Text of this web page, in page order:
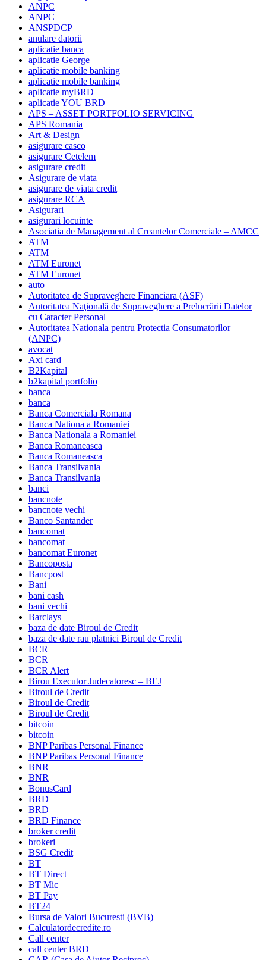
ANPC
ANPC
ANSPDCP
anulare datorii
aplicatie banca
aplicatie George
aplicatie mobile banking
aplicatie mobile banking
aplicatie myBRD
aplicatie YOU BRD
APS – ASSET PORTFOLIO SERVICING
APS Romania
Art & Design
asigurare casco
asigurare Cetelem
asigurare credit
Asigurare de viata
asigurare de viata credit
asigurare RCA
Asigurari
asigurari locuinte
Asociatia de Management al Creantelor Comerciale – AMCC
ATM
ATM
ATM Euronet
ATM Euronet
auto
Autoritatea de Supraveghere Financiara (ASF)
Autoritatea Naţională de Supraveghere a Prelucrării Datelor
cu Caracter Personal
Autoritatea Nationala pentru Protectia Consumatorilor
(ANPC)
avocat
Axi card
B2Kapital
b2kapital portfolio
banca
banca
Banca Comerciala Romana
Banca Nationa a Romaniei
Banca Nationala a Romaniei
Banca Romaneasca
Banca Romaneasca
Banca Transilvania
Banca Transilvania
banci
bancnote
bancnote vechi
Banco Santander
bancomat
bancomat
bancomat Euronet
Bancoposta
Bancpost
Bani
bani cash
bani vechi
Barclays
baza de date Biroul de Credit
baza de date rau platnici Biroul de Credit
BCR
BCR
BCR Alert
Birou Executor Judecatoresc – BEJ
Biroul de Credit
Biroul de Credit
Biroul de Credit
bitcoin
bitcoin
BNP Paribas Personal Finance
BNP Paribas Personal Finance
BNR
BNR
BonusCard
BRD
BRD
BRD Finance
broker credit
brokeri
BSG Credit
BT
BT Direct
BT Mic
BT Pay
BT24
Bursa de Valori Bucuresti (BVB)
Calculatordecredite.ro
Call center
call center BRD